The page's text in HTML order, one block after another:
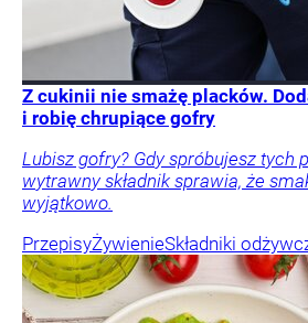
Z cukinii nie smażę placków.
i robię chrupiące gofry
Lubisz gofry? Gdy spróbujesz tych
wytrawny składnik sprawia, że
wyjątkowo.
PrzepisyŻywienieSkładniki